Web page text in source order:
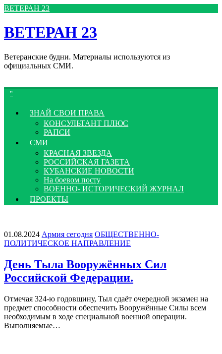
Перейти
содержимому
ВЕТЕРАН 23
ВЕТЕРАН 23
Ветеранские будни. Материалы используются из
официальных СМИ.
ЗНАЙ СВОИ ПРАВА
КОНСУЛЬТАНТ ПЛЮС
РАПСИ
СМИ
КРАСНАЯ ЗВЕЗДА
РОССИЙСКАЯ ГАЗЕТА
КУБАНСКИЕ НОВОСТИ
На боевом посту
ВОЕННО- ИСТОРИЧЕСКИЙ ЖУРНАЛ
ПРОЕКТЫ
01.08.2024 Армия сегодня ОБЩЕСТВЕННО-
ПОЛИТИЧЕСКОЕ НАПРАВЛЕНИЕ
День Тыла Вооружённых Сил
Российской Федерации.
Отмечая 324-ю годовщину, Тыл сдаёт очередной экзамен на
предмет способности обеспечить Вооружённые Силы всем
необходимым в ходе специальной военной операции.
Выполняемые…